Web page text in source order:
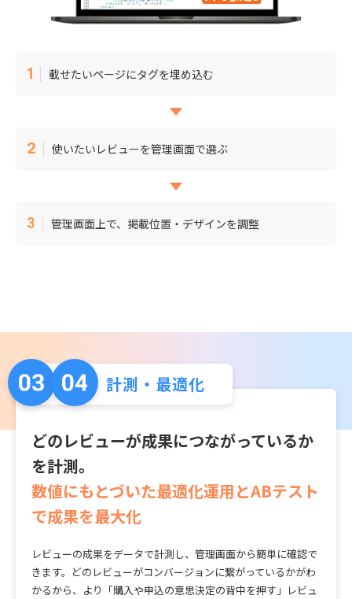
載せたいページにタグを埋め込む
使いたいレビューを管理画面で選ぶ
管理画面上で、掲載位置・デザインを調整
計測・最適化
どのレビューが成果につながっているか
を計測。
数値にもとづいた最適化運用とABテスト
で成果を最大化
レビューの成果をデータで計測し、管理画面から簡単に確認で
きます。 どのレビューがコンバージョンに繋がっているかがわ
かるから、より「購入や申込の意思決定の背中を押す」レビュ